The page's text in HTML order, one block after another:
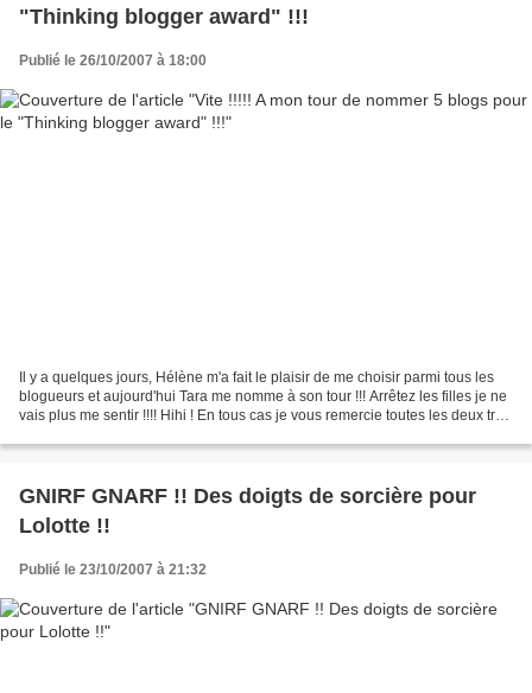
"Thinking blogger award" !!!
Publié le 26/10/2007 à 18:00
Il y a quelques jours, Hélène m'a fait le plaisir de me choisir parmi tous les
blogueurs et aujourd'hui Tara me nomme à son tour !!! Arrêtez les filles je ne
vais plus me sentir !!!! Hihi ! En tous cas je vous remercie toutes les deux très
GNIRF GNARF !! Des doigts de sorcière pour
Lolotte !!
Publié le 23/10/2007 à 21:32